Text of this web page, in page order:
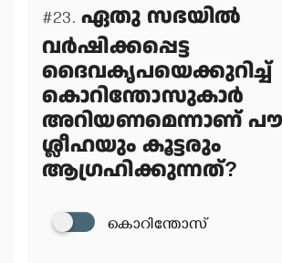
#23. ഏതു സഭയില്‍
വര്‍ഷിക്കപ്പെട്ട
ദൈവകൃപയെക്കുറിച്ച്
കൊറിന്തോസുകാര്‍
അറിയണമെന്നാണ്
ശ്ലീഹയും കൂട്ടരും
ആഗ്രഹിക്കുന്നത്?
കൊറിന്തോസ്